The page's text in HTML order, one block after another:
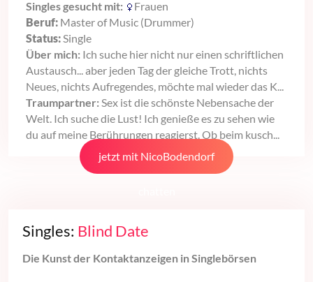
Singles gesucht mit:
Frauen
Beruf: Master of Music (Drummer)
Status: Single
Über mich: Ich suche hier nicht nur einen schriftlichen
Austausch... aber jeden Tag der gleiche Trott, nichts
Neues, nichts Aufregendes, möchte mal wieder das K...
Traumpartner: Sex ist die schönste Nebensache der
Welt. Ich suche die Lust! Ich genieße es zu sehen wie
du auf meine Berührungen reagierst. Ob beim kusch...
jetzt mit NicoBodendorf
Singles: Blind Date
Die Kunst der Kontaktanzeigen in Singlebörsen